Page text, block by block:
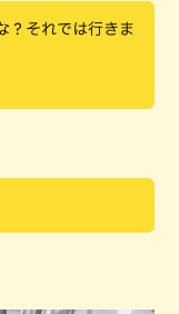
？それでは行きま